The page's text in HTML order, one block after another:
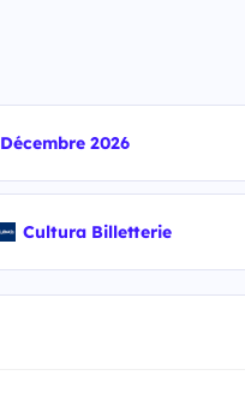
Décembre 2026
Cultura Billetterie